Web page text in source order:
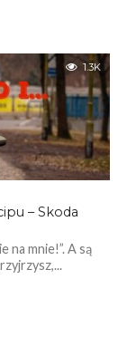
1.3K
– Skoda
na mnie!”. A są